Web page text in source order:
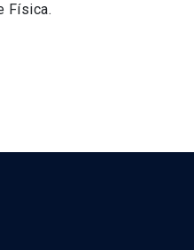
Física.